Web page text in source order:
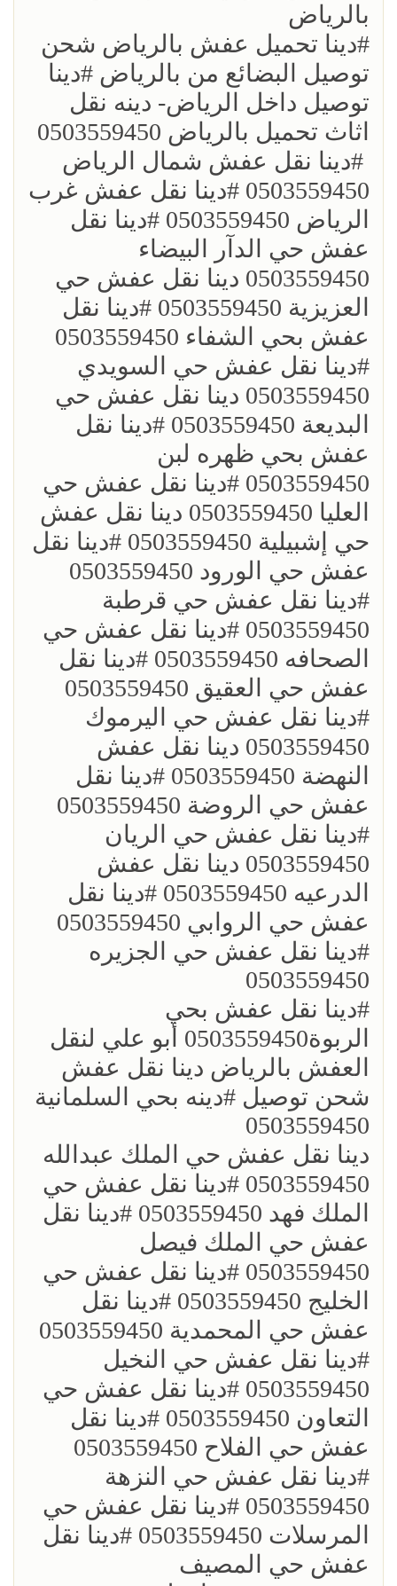
بالرياض
؜؜#دينا تحميل عفش بالرياض شحن
توصيل البضائع من بالرياض ؜#دينا
توصيل داخل الرياض- دينه نقل
اثاث تحميل بالرياض 0503559450
؜ ؜#دينا نقل عفش شمال الرياض
0503559450 ؜#دينا نقل عفش غرب
الرياض 0503559450 ؜#دينا نقل
عفش حي الدآر البيضاء
0503559450 دينا نقل عفش حي
العزيزية 0503559450 ؜#دينا نقل
عفش بحي الشفاء 0503559450
؜#دينا نقل عفش حي السويدي
0503559450 دينا نقل عفش حي
البديعة 0503559450 ؜#دينا نقل
عفش بحي ظهره لبن
0503559450 ؜#دينا نقل عفش حي
العليا 0503559450 دينا نقل عفش
حي إشبيلية 0503559450 ؜#دينا نقل
عفش حي الورود 0503559450
؜#دينا نقل عفش حي قرطبة
0503559450 ؜#دينا نقل عفش حي
الصحافه 0503559450 ؜#دينا نقل
عفش حي العقيق 0503559450
؜#دينا نقل عفش حي اليرموك
0503559450 دينا نقل عفش
النهضة 0503559450 ؜#دينا نقل
عفش حي الروضة 0503559450
؜#دينا نقل عفش حي الريان
0503559450 دينا نقل عفش
الدرعيه 0503559450 ؜#دينا نقل
عفش حي الروابي 0503559450
؜#دينا نقل عفش حي الجزيره
0503559450
؜؜#دينا نقل عفش بحي
الربوة0503559450 أبو علي لنقل
العفش بالرياض دينا نقل عفش
شحن توصيل ؜#دينه بحي السلمانية
0503559450
؜دينا نقل عفش حي الملك عبدالله
0503559450 ؜#دينا نقل عفش حي
الملك فهد 0503559450 ؜#دينا نقل
عفش حي الملك فيصل
0503559450 ؜#دينا نقل عفش حي
الخليج 0503559450 ؜#دينا نقل
عفش حي المحمدية 0503559450
؜#دينا نقل عفش حي النخيل
0503559450 ؜#دينا نقل عفش حي
التعاون 0503559450 ؜#دينا نقل
عفش حي الفلاح 0503559450
؜؜#دينا نقل عفش حي النزهة
0503559450 ؜#دينا نقل عفش حي
المرسلات 0503559450 ؜#دينا نقل
عفش حي المصيف